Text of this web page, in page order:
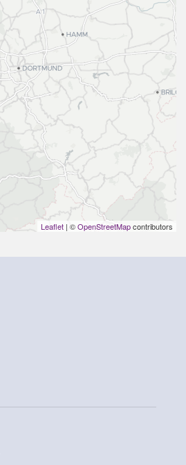
Leaflet | ©OpenStreetMapcontributors